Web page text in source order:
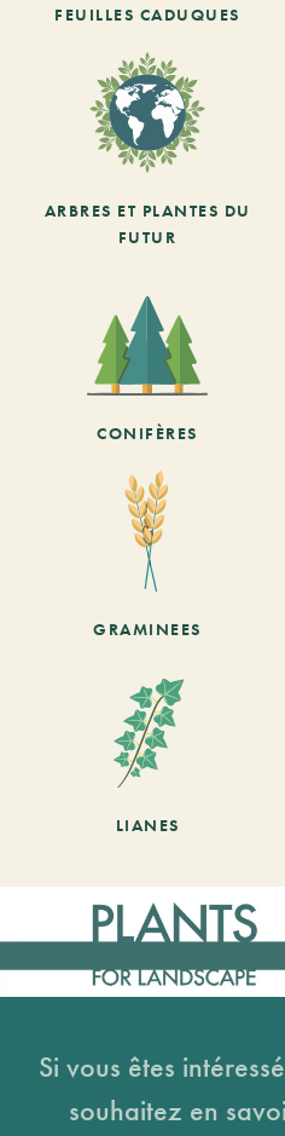
FEUILLES CADUQUES
ARBRES ET PLANTES DU
FUTUR
CONIFÈRES
GRAMINEES
LIANES
Si vous êtes
souhaitez en